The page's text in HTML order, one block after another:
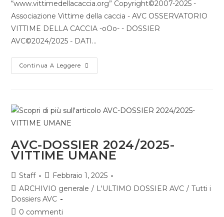
“www.vittimedellacaccia.org” Copyright©2007-2025 -
Associazione Vittime della caccia - AVC OSSERVATORIO
VITTIME DELLA CACCIA -oOo- - DOSSIER
AVC©2024/2025 - DATI…
Continua A Leggere
AVC-DOSSIER 2024/2025-
VITTIME UMANE
Staff
Febbraio 1, 2025
ARCHIVIO generale / L'ULTIMO DOSSIER AVC / Tutti i
Dossiers AVC
0 commenti